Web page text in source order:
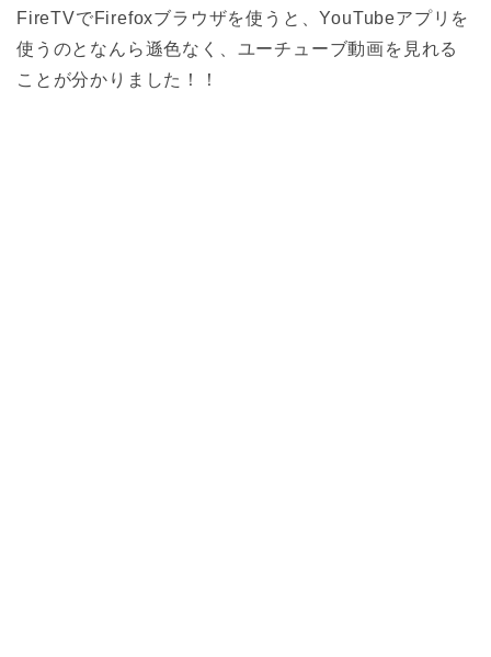
FireTVでFirefoxブラウザを使うと、YouTubeアプリを
使うのとなんら遜色なく、ユーチューブ動画を見れる
ことが分かりました！！